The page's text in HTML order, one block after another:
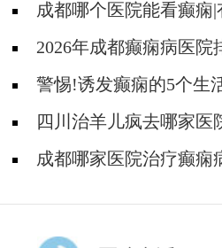
成都哪个医院能看癫痫
痫?2026年成都癫痫病医院
原因是什么？
警惕!诱发癫痫的5个生
四川治羊儿疯去哪家医
还有哪些?
成都哪家医院治疗癫痫